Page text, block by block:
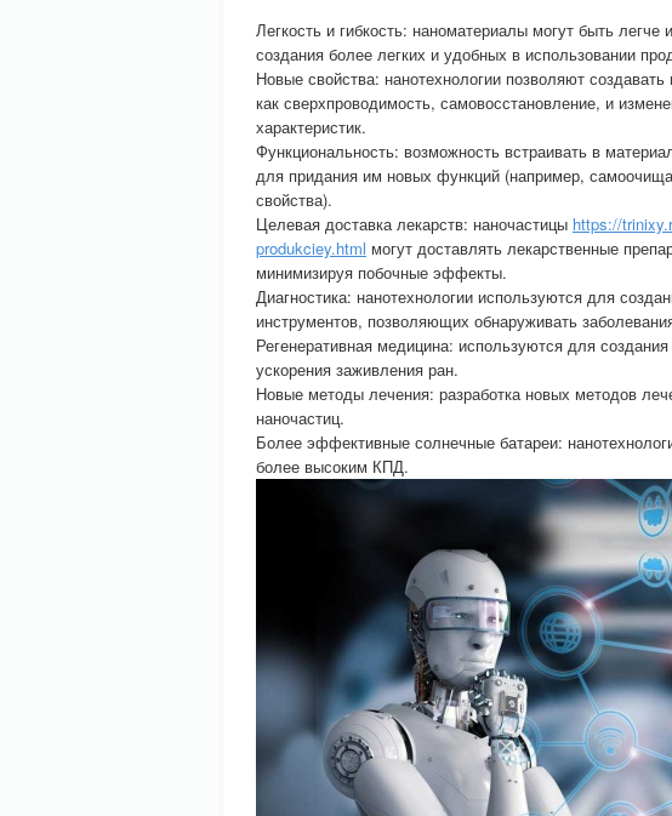
Легкость и гибкость: наноматериалы могут быть
создания более легких и удобных в использовании
Новые свойства: нанотехнологии позволяют
как сверхпроводимость, самовосстановление, и
характеристик.
Функциональность: возможность встраивать в
для придания им новых функций (например,
свойства).
Целевая доставка лекарств: наночастицы https://
produkciey.html могут доставлять лекарственные
минимизируя побочные эффекты.
Диагностика: нанотехнологии используются для
инструментов, позволяющих обнаруживать
Регенеративная медицина: используются для
ускорения заживления ран.
Новые методы лечения: разработка новых методов
наночастиц.
Более эффективные солнечные батареи:
более высоким КПД.